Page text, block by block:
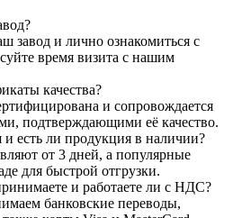
завод и лично ознакомиться с
время визита с нашим
качества?
и сопровождается
подтверждающими её качество.
и есть ли продукция в наличии?
от 3 дней, а популярные
для быстрой отгрузки.
и работаете ли с НДС?
банковские переводы,